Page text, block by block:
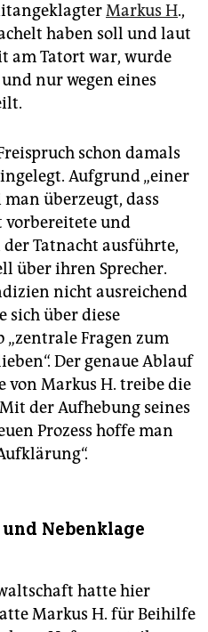
Markus H.,
haben soll und laut
am Tatort war, wurde
nur wegen eines
schon damals
Aufgrund „einer
überzeugt, dass
vorbereitete und
Tatnacht ausführte,
über ihren Sprecher.
nicht ausreichend
sich über diese
„zentrale Fragen zum
Der genaue Ablauf
von Markus H. treibe die
der Aufhebung seines
Prozess hoffe man
Nebenklage
hatte hier
Markus H. für Beihilfe